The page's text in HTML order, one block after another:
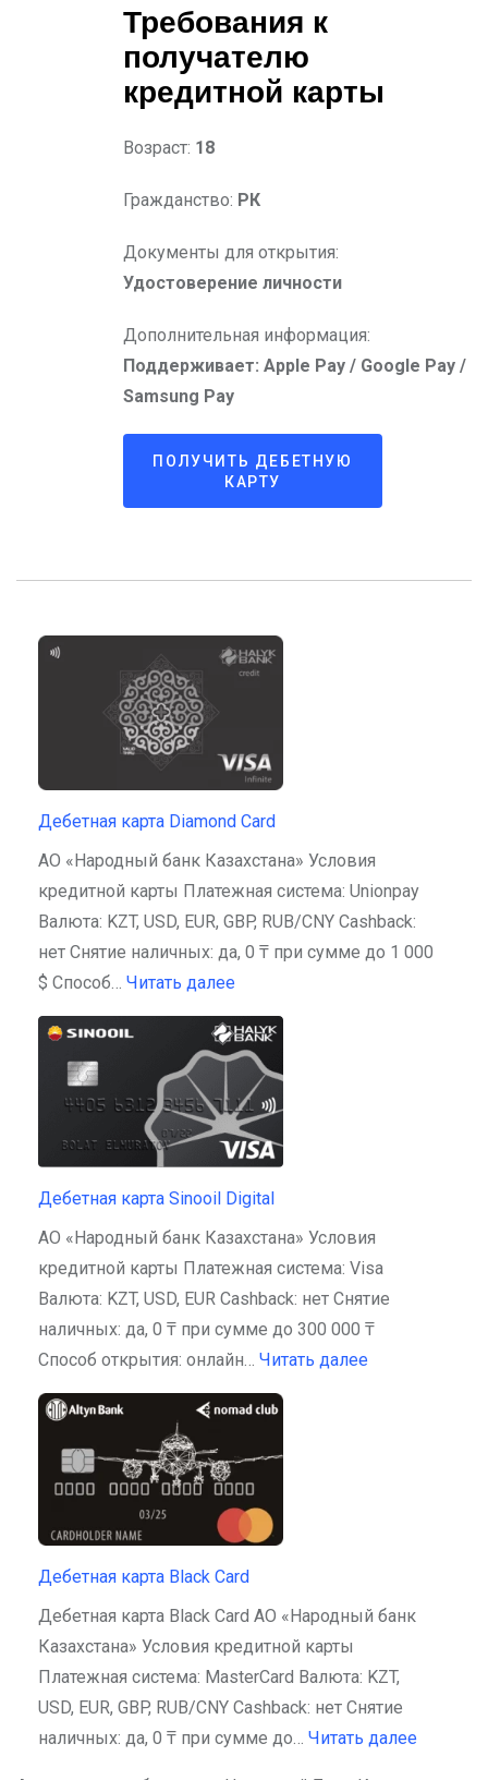
Требования к
получателю
кредитной карты
Возраст: 18
Гражданство: РК
Документы для открытия:
Удостоверение личности
Дополнительная информация:
Поддерживает: Apple Pay / Google Pay /
Samsung Pay
ПОЛУЧИТЬ ДЕБЕТНУЮ
КАРТУ
Дебетная карта Diamond Card
АО «Народный банк Казахстана» Условия
кредитной карты Платежная система: Unionpay
Валюта: KZT, USD, EUR, GBP, RUB/CNY Cashback:
нет Снятие наличных: да, 0 ₸ при сумме до 1 000
$ Способ… Читать далее
Дебетная карта Sinooil Digital
АО «Народный банк Казахстана» Условия
кредитной карты Платежная система: Visa
Валюта: KZT, USD, EUR Cashback: нет Снятие
наличных: да, 0 ₸ при сумме до 300 000 ₸
Способ открытия: онлайн… Читать далее
Дебетная карта Black Card
Дебетная карта Black Card АО «Народный банк
Казахстана» Условия кредитной карты
Платежная система: MasterCard Валюта: KZT,
USD, EUR, GBP, RUB/CNY Cashback: нет Снятие
наличных: да, 0 ₸ при сумме до… Читать далее